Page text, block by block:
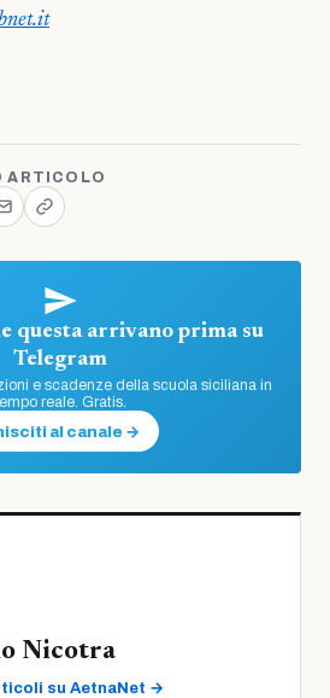
ARTICOLO
questa arrivano prima su
Telegram
e scadenze della scuola siciliana in
reale. Gratis.
al canale →
Nicotra
su AetnaNet →